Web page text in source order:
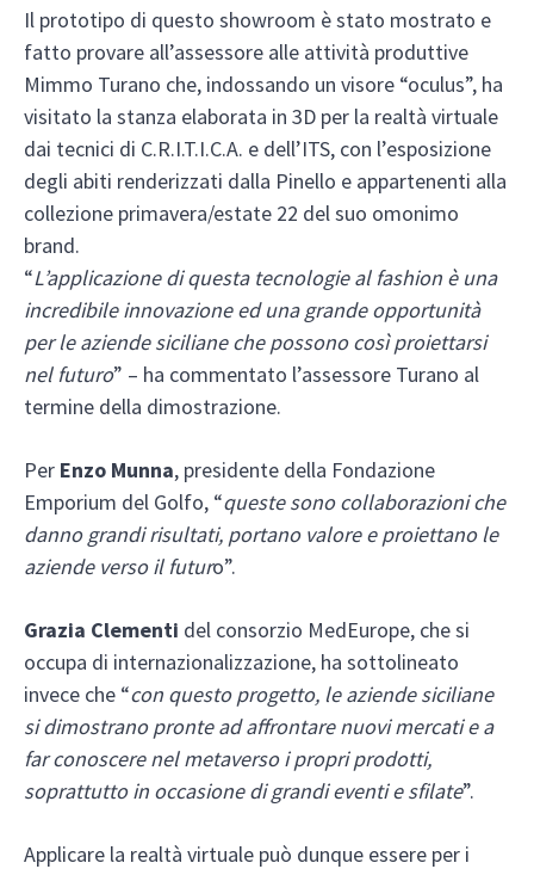
Il prototipo di questo showroom è stato mostrato e
fatto provare all’assessore alle attività produttive
Mimmo Turano che, indossando un visore “oculus”, ha
visitato la stanza elaborata in 3D per la realtà virtuale
dai tecnici di C.R.I.T.I.C.A. e dell’ITS, con l’esposizione
degli abiti renderizzati dalla Pinello e appartenenti alla
collezione primavera/estate 22 del suo omonimo
brand.
“L’applicazione di questa tecnologie al fashion è una
incredibile innovazione ed una grande opportunità
per le aziende siciliane che possono così proiettarsi
nel futuro” – ha commentato l’assessore Turano al
termine della dimostrazione.
Per Enzo Munna, presidente della Fondazione
Emporium del Golfo, “queste sono collaborazioni che
danno grandi risultati, portano valore e proiettano le
aziende verso il futuro”.
Grazia Clementi del consorzio MedEurope, che si
occupa di internazionalizzazione, ha sottolineato
invece che “con questo progetto, le aziende siciliane
si dimostrano pronte ad affrontare nuovi mercati e a
far conoscere nel metaverso i propri prodotti,
soprattutto in occasione di grandi eventi e sfilate”.
Applicare la realtà virtuale può dunque essere per i